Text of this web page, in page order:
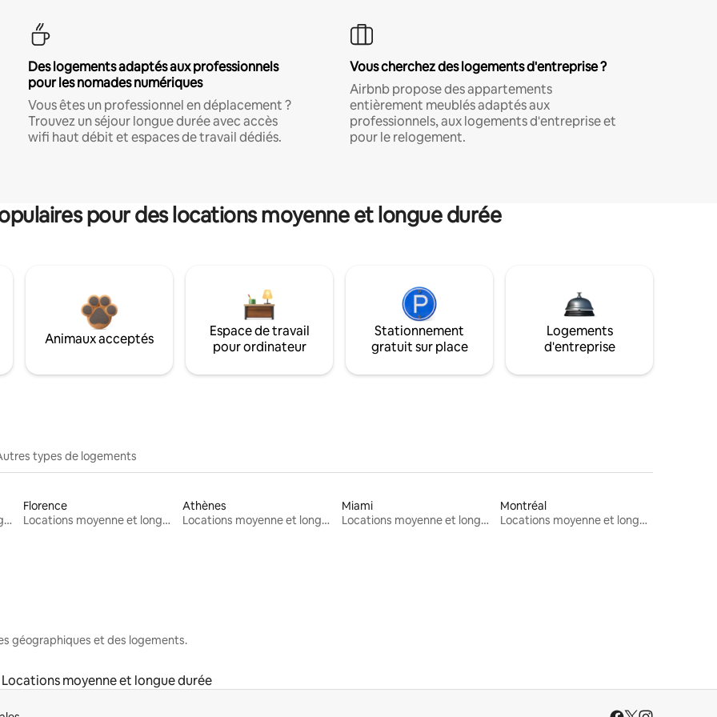
Des logements adaptés aux professionnels
pour les nomades numériques
Vous êtes un professionnel en déplacement ?
Trouvez un séjour longue durée avec accès
wifi haut débit et espaces de travail dédiés.
Vous cherchez des logements d'entreprise ?
Airbnb propose des appartements
entièrement meublés adaptés aux
professionnels, aux logements d'entreprise et
pour le relogement.
pour des locations moyenne et longue durée
Animaux acceptés
Espace de travail
pour ordinateur
Stationnement
gratuit sur place
Logements
d'entreprise
types de logements
Locations moyenne et longue durée
Florence
Locations moyenne et longue durée
Athènes
Locations moyenne et longue durée
Miami
Locations moyenne et longue durée
Montréal
Locations moyenne et longue durée
géographiques et des logements.
Locations moyenne et longue durée